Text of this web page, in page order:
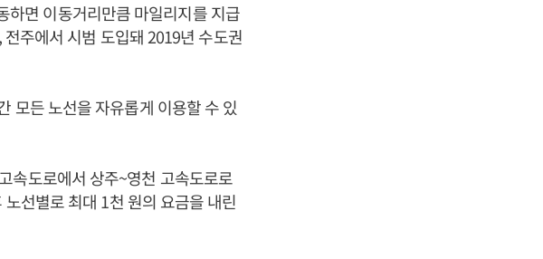
하면 이동거리만큼 마일리지를 지급
주에서 시범 도입돼 2019년 수도권
모든 노선을 자유롭게 이용할 수 있
속도로에서 상주~영천 고속도로로
선별로 최대 1천 원의 요금을 내린